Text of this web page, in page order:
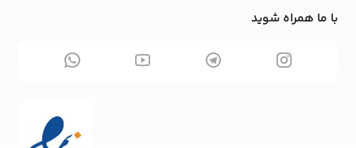
با ما همراه شوید